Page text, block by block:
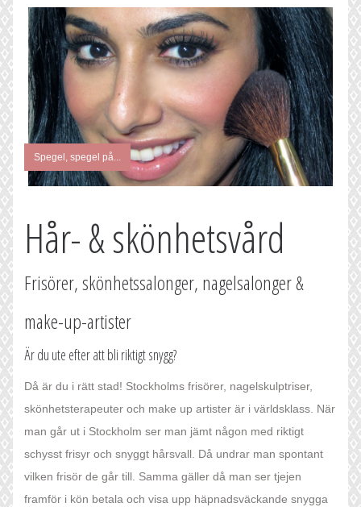
Spegel, spegel på...
Hår- & skönhetsvård
Frisörer, skönhetssalonger, nagelsalonger &
make-up-artister
Är du ute efter att bli riktigt snygg?
Då är du i rätt stad! Stockholms frisörer, nagelskulptriser,
skönhetsterapeuter och make up artister är i världsklass. När
man går ut i Stockholm ser man jämt någon med riktigt
schysst frisyr och snyggt hårsvall. Då undrar man spontant
vilken frisör de går till. Samma gäller då man ser tjejen
framför i kön betala och visa upp häpnadsväckande snygga